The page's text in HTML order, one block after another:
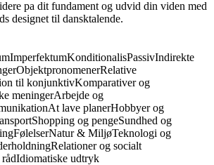
pa dit fundament og udvid din viden med
designet til dansktalende.
ImperfektumKonditionalisPassivIndirekte
ObjektpronomenerRelative
til konjunktivKomparativer og
meningerArbejde og
At lave planerHobbyer og
Shopping og pengeSundhed og
FølelserNatur & MiljøTeknologi og
Relationer og socialt
Idiomatiske udtryk